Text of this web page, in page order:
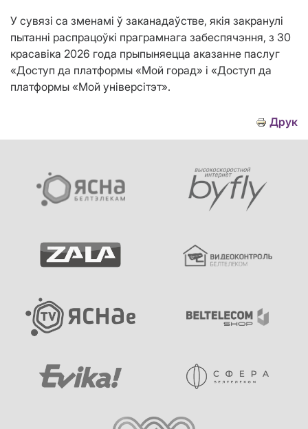
У сувязі са зменамі ў заканадаўстве, якія закранулі
пытанні распрацоўкі праграмнага забеспячэння, з 30
красавіка 2026 года прыпыняецца аказанне паслуг
«Доступ да платформы «Мой горад» і «Доступ да
платформы «Мой універсітэт».
Друк